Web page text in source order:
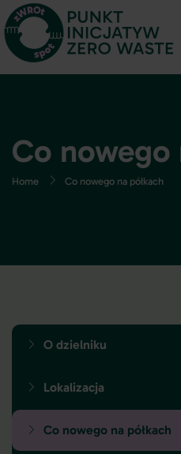
Co nowego
Home Co nowego na półkach
O dzielniku
Lokalizacja
Co nowego na półkach